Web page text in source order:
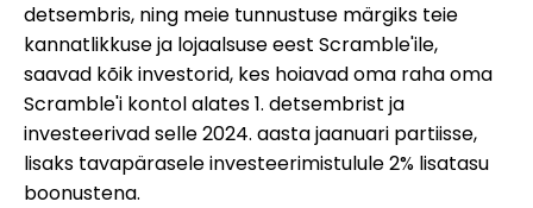
detsembris, ning meie tunnustuse märgiks teie
kannatlikkuse ja lojaalsuse eest Scramble'ile,
saavad kõik investorid, kes hoiavad oma raha oma
Scramble'i kontol alates 1. detsembrist ja
investeerivad selle 2024. aasta jaanuari partiisse,
lisaks tavapärasele investeerimistulule 2% lisatasu
boonustena.